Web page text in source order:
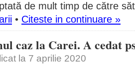
de mult timp de către
• Citeste in continuare »
caz la Carei. A cedat
la 7 aprilie 2020